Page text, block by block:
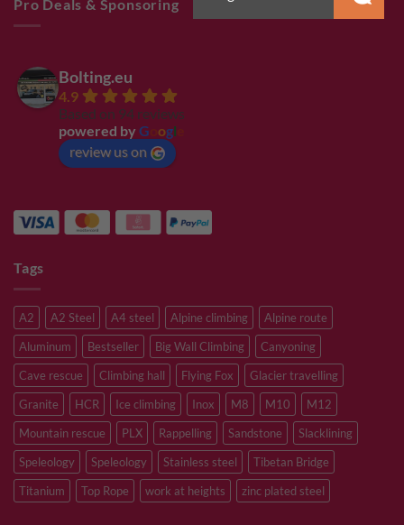
Pro Deals & Sponsoring
Bolting.eu
4.9
Based on 94 reviews
powered by G ogl
review us on
Tags
A2 A2 Steel A4 steel Alpine climbing
Alpine route
Aluminum
Bestseller Big Wall Climbing
Canyoning
Cave rescue
Climbing hall Flying Fox
Glacier travelling
Granite
HCR Ice climbing Inox M8 M10
M12
Mountain rescue
PLX Rappelling Sandstone
Slacklining
Speleology
Speleology Stainless steel
Tibetan Bridge
Titanium
Top Rope work at heights zinc plated steel